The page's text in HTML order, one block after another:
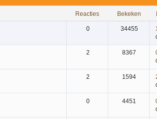
reacties bekeken
0 34455
2 8367
2 1594
0 4451